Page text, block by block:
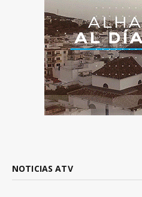
NOTICIAS ATV